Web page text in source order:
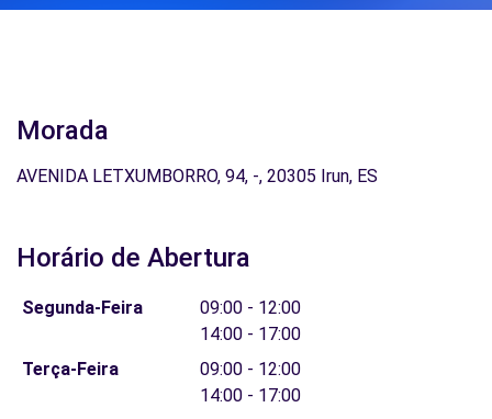
Morada
AVENIDA LETXUMBORRO, 94, -, 20305 Irun, ES
Horário de Abertura
Segunda-Feira
09:00 - 12:00
14:00 - 17:00
Terça-Feira
09:00 - 12:00
14:00 - 17:00